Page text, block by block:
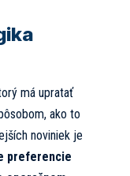
má upratať
ako to
noviniek je
preferencie